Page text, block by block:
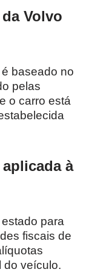
Volvo
baseado no
pelas
o carro está
à
para
fiscais de
do veículo.